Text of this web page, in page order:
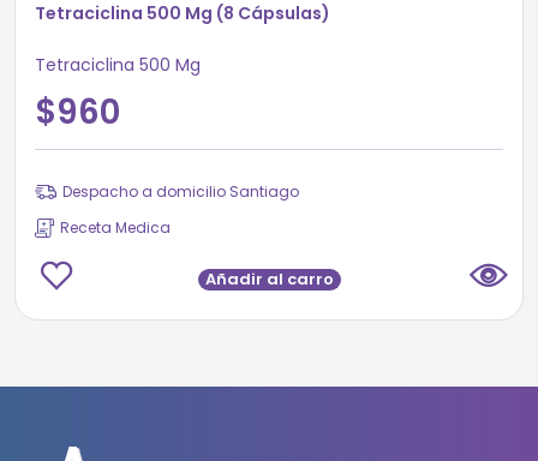
Tetraciclina 500 Mg (8 Cápsulas)
Tetraciclina 500 Mg
$960
Despacho a domicilio Santiago
Receta Medica
Añadir al carro